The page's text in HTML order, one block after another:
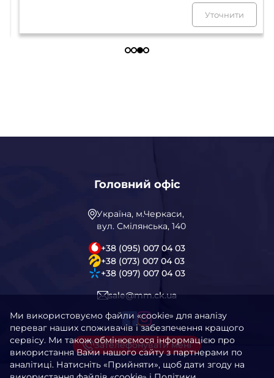
Уточнити
Головний офіс
Україна, м.Черкаси,
вул. Смілянська, 140
+38 (095) 007 04 03
+38 (073) 007 04 03
+38 (097) 007 04 03
sale@mm.ck.ua
Зателефонувати мені
Ми використовуємо файли «cookie» для аналізу
переваг наших споживачів і забезпечення кращого
сервісу. Ми також обмінюємося інформацією про
використання Вами нашого сайту з партнерами по
аналітиці. Натисніть «Прийняти», щоб дати згоду на